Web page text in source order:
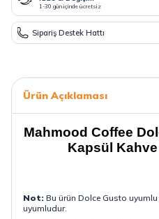
1-30 gün içinde ücretsiz
Sipariş Destek Hattı
Ürün Açıklaması
Mahmood Coffee
Kapsül
Not: Bu ürün Dolce Gusto
uyumludur.